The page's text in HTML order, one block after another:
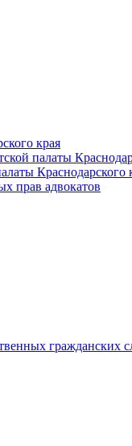
края
палаты
Краснодарского
прав адвокатов
гражданских